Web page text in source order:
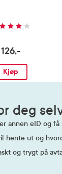
126,-
Kjøp
deg
annen eID og
hente ut og
og trygt på